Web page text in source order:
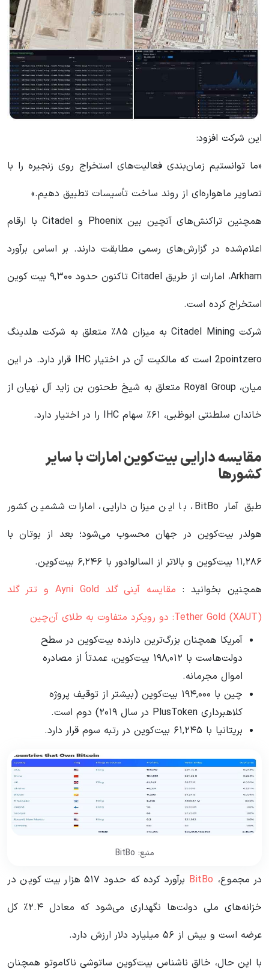
این شرکت افزود:
«ما توانستیم زمان‌بندی فعالیت‌های استخراج روی زنجیره را با
تصاویر ماهواره‌ای از روند ساخت تأسیسات تطبیق دهیم.»
همچنین تراکنش‌های آنچین بین Phoenix و Citadel با ارقام
اعلام‌شده در گزارش‌های رسمی مطابقت دارند. بر اساس برآورد
Arkham، امارات از طریق Citadel تاکنون حدود ۹,۳۰۰ بیت کوین
استخراج کرده است.
شرکت Citadel Mining به میزان ۸۵٪ متعلق به شرکت هلدینگ
2pointzero است که مالکیت آن در اختیار IHC قرار دارد. در این
میان، Royal Group متعلق به شیخ طحنون بن زاید آل نهیان از
خاندان سلطنتی ابوظبی، ۶۱٪ سهام IHC را در اختیار دارد.
مقایسه دارایی بیت‌کوین امارات با سایر
کشورها
طبق آمار BitBo، با این میزان دارایی، امارات ششمین کشور
هولدر بیت‌کوین در جهان محسوب می‌شود؛ بعد از بوتان با
۱۱,۲۸۶ بیت‌کوین و بالاتر از السالوادور با ۶,۲۴۶ بیت‌کوین.
همچنین بخوانید :
مقایسه آینی گلد Ayni Gold و تتر گلد
Tether Gold (XAUT): دو رویکرد متفاوت به طلای آن‌چین
آمریکا همچنان بزرگ‌ترین دارنده بیت‌کوین در سطح
دولت‌هاست با ۱۹۸,۰۱۲ بیت‌کوین، عمدتاً از مصادره
اموال مجرمانه.
چین با ۱۹۴,۰۰۰ بیت‌کوین (بیشتر از توقیف پروژه
کلاهبرداری PlusToken در سال ۲۰۱۹) دوم است.
بریتانیا با ۶۱,۲۴۵ بیت‌کوین در رتبه سوم قرار دارد.
منبع: BitBo
در مجموع، BitBo
برآورد کرده که حدود ۵۱۷ هزار بیت کوین در
خزانه‌های ملی دولت‌ها نگهداری می‌شود که معادل ۲.۴٪ کل
عرضه است و بیش از ۵۶ میلیارد دلار ارزش دارد.
با این حال، خالق ناشناس بیت‌کوین ساتوشی ناکاموتو همچنان